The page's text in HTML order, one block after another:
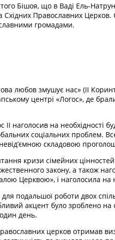
Бішоя, що в Ваді Ель-
Православних Церков.
громадами.
любов змушує нас» (ІІ
центрі «Логос», де
наголосив на необхідності
соціальних проблем.
складовою
кризи сімейних
закону, а також
Церквою», і наголосила на
для подальшої роботи двох
акцент було зроблено на
день.
церков отримав